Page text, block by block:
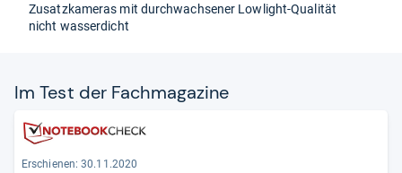
Zusatzkameras mit durchwachsener Lowlight-Qualität
nicht wasserdicht
Im Test der Fach­ma­ga­zine
Erschienen: 30.11.2020